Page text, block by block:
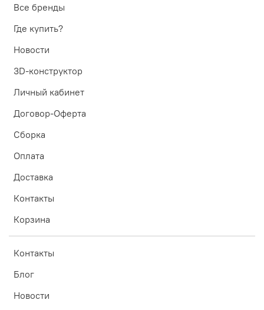
Все бренды
Где купить?
Новости
3D-конструктор
Личный кабинет
Договор-Оферта
Сборка
Оплата
Доставка
Контакты
Корзина
Контакты
Блог
Новости